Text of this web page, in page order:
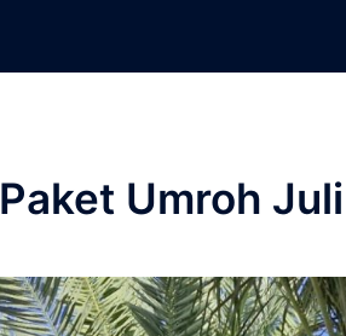
Paket Umroh